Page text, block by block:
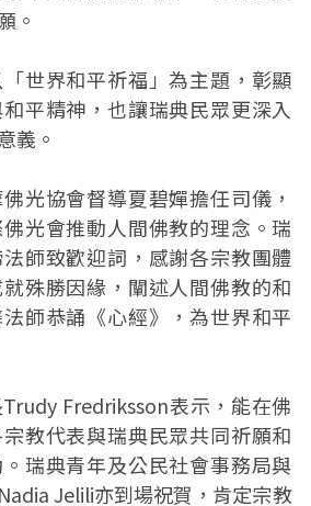
。
世界和平祈福」為主題，彰顯
平精神，也讓瑞典民眾更深入
義。
光協會督導夏碧嬋擔任司儀，
光會推動人間佛教的理念。瑞
師致歡迎詞，感謝各宗教團體
殊勝因緣，闡述人間佛教的和
師恭誦《心經》，為世界和平
Fredriksson表示，能在佛
教代表與瑞典民眾共同祈願和
瑞典青年及公民社會事務局與
Jelili亦到場祝賀，肯定宗教